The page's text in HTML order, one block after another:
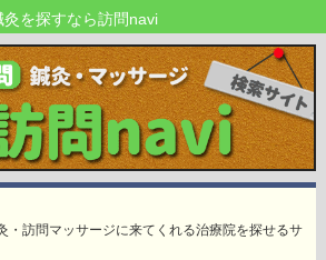
を探すなら訪問navi
・訪問マッサージに来てくれる治療院を探せるサ